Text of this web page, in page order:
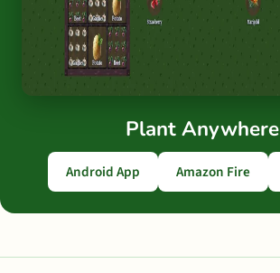
Plant Anywhere
Android App Amazon Fire